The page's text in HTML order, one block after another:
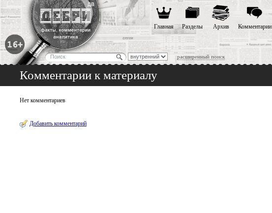
расширенный поиск
Главная Разделы Архив Комментарии
Комментарии к материалу
Нет комментариев
Добавить комментарий